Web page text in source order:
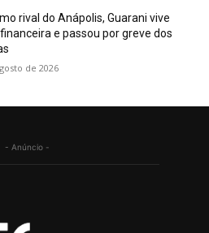
rival do Anápolis, Guarani vive
e passou por greve dos
de 2026
- Anúncio -